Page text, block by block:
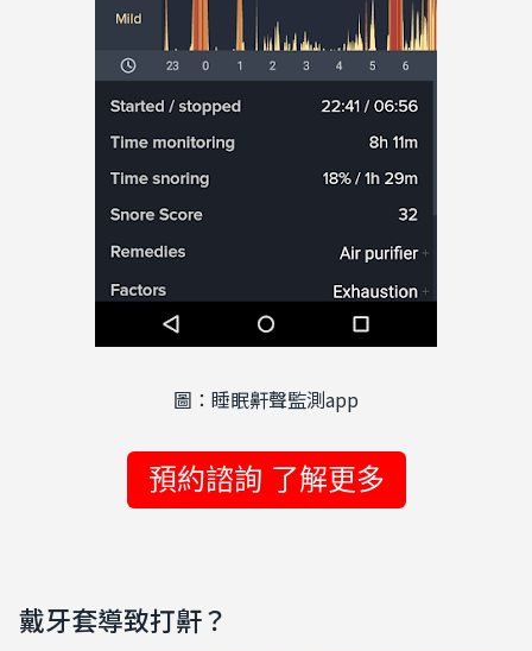
圖：睡眠鼾聲監測app
預約諮詢 了解更多
戴牙套導致打鼾？